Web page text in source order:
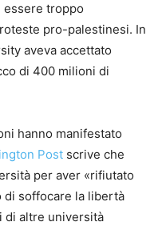
essere troppo
pro-palestinesi. In
aveva accettato
di 400 milioni di
hanno manifestato
Post scrive che
per aver «rifiutato
di soffocare la libertà
di altre università